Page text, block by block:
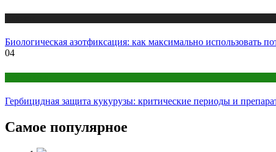
Биологическая азотфиксация: как максимально использовать
04
Гербицидная защита кукурузы: критические периоды и
Самое популярное